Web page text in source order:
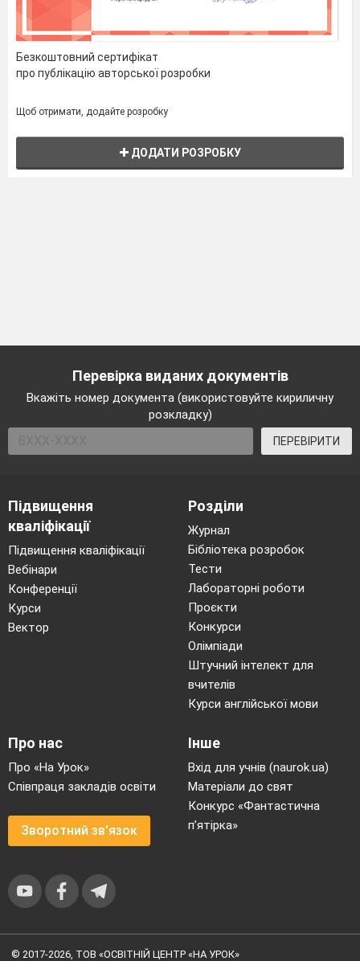
Безкоштовний сертифікат
про публікацію авторської розробки
Щоб отримати, додайте розробку
ДОДАТИ РОЗРОБКУ
Перевірка виданих документів
Вкажіть номер документа (використовуйте кириличну
розкладку)
ПЕРЕВІРИТИ
Підвищення
кваліфікації
Підвищення кваліфікації
Вебінари
Конференції
Курси
Вектор
Розділи
Журнал
Бібліотека розробок
Тести
Лабораторні роботи
Проєкти
Конкурси
Олімпіади
Штучний інтелект для
вчителів
Курси англійської мови
Про нас
Про «На Урок»
Співпраця закладів освіти
Зворотний зв'язок
Інше
Вхід для учнів (naurok.ua)
Матеріали до свят
Конкурс «Фантастична
п’ятірка»
© 2017-2026, ТОВ «ОСВІТНІЙ ЦЕНТР «НА УРОК»